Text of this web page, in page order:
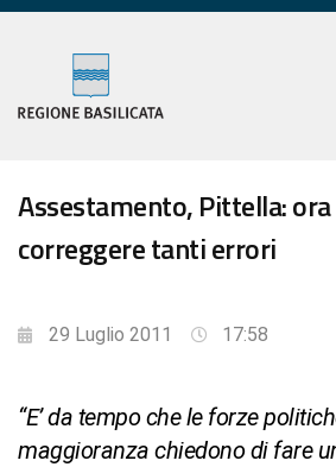
Assestamento, Pittella:
correggere tanti errori
29 Luglio 2011 17:58
“E’ da tempo che le forze
maggioranza chiedono di fare